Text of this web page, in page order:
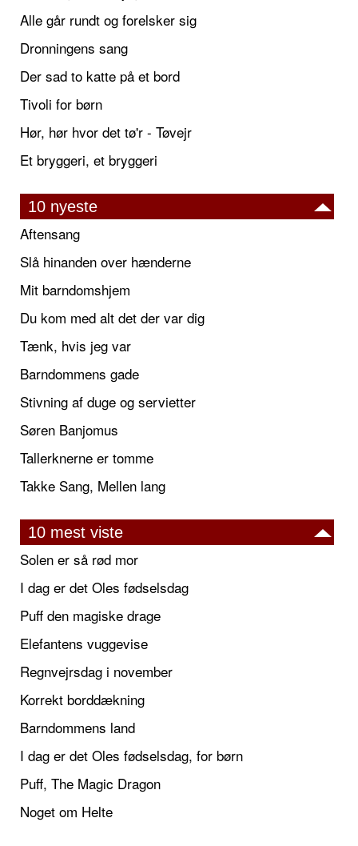
Alle går rundt og forelsker sig
Dronningens sang
Der sad to katte på et bord
Tivoli for børn
Hør, hør hvor det tø'r - Tøvejr
Et bryggeri, et bryggeri
10 nyeste
Aftensang
Slå hinanden over hænderne
Mit barndomshjem
Du kom med alt det der var dig
Tænk, hvis jeg var
Barndommens gade
Stivning af duge og servietter
Søren Banjomus
Tallerknerne er tomme
Takke Sang, Mellen lang
10 mest viste
Solen er så rød mor
I dag er det Oles fødselsdag
Puff den magiske drage
Elefantens vuggevise
Regnvejrsdag i november
Korrekt borddækning
Barndommens land
I dag er det Oles fødselsdag, for børn
Puff, The Magic Dragon
Noget om Helte